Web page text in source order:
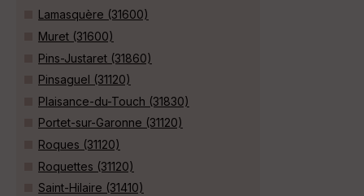
Lamasquère (31600)
Muret (31600)
Pins-Justaret (31860)
Pinsaguel (31120)
Plaisance-du-Touch (31830)
Portet-sur-Garonne (31120)
Roques (31120)
Roquettes (31120)
Saint-Hilaire (31410)